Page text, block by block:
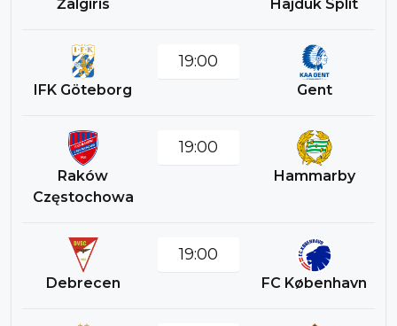
Žalgiris Hajduk Split
IFK Göteborg
19:00
Gent
Raków
Częstochowa
19:00
Hammarby
Debrecen
19:00
FC København